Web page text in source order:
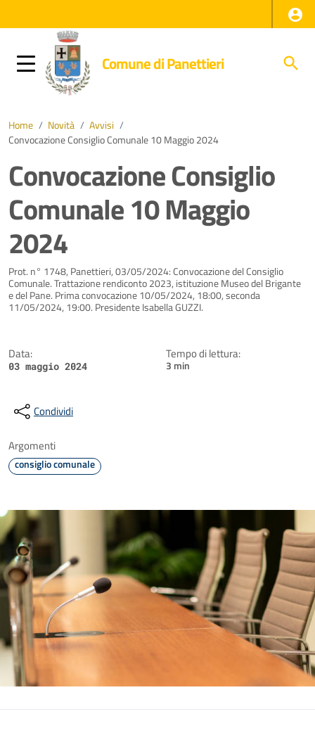
Comune di Panettieri
Home / Novità / Avvisi /
Convocazione Consiglio Comunale 10 Maggio 2024
Convocazione Consiglio
Comunale 10 Maggio
2024
Dettagli della notizia
Prot. n° 1748, Panettieri, 03/05/2024: Convocazione del Consiglio
Comunale. Trattazione rendiconto 2023, istituzione Museo del Brigante
e del Pane. Prima convocazione 10/05/2024, 18:00, seconda
11/05/2024, 19:00. Presidente Isabella GUZZI.
Data:
03 maggio 2024
Tempo di lettura:
3 min
Condividi
Argomenti
consiglio comunale